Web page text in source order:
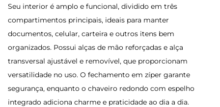
Seu interior é amplo e funcional, dividido em três
compartimentos principais, ideais para manter
documentos, celular, carteira e outros itens bem
organizados. Possui alças de mão reforçadas e alça
transversal ajustável e removível, que proporcionam
versatilidade no uso. O fechamento em zíper garante
segurança, enquanto o chaveiro redondo com espelho
integrado adiciona charme e praticidade ao dia a dia.